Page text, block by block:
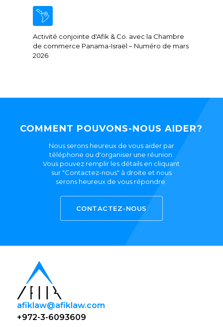
Activité conjointe d'Afik & Co. avec la Chambre
de commerce Panama-Israël – Numéro de mars
2026
COMMENT POUVONS-NOUS AIDER?
Nous serons heureux de vous aider par
téléphone ou d'organiser une réunion.
Vous pouvez remplir les détails en cliquant
sur "Contactez-nous" à droite et nous
serons heureux de vous répondre.
CONTACTEZ-NOUS
afiklaw@afiklaw.com
+972-3-6093609